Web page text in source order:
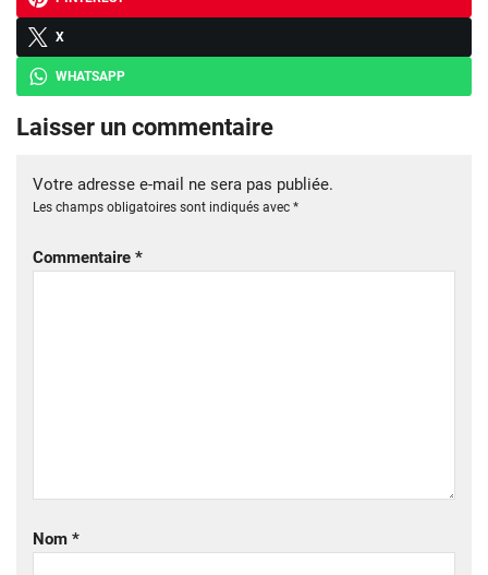
X
WHATSAPP
Laisser un commentaire
Votre adresse e-mail ne sera pas publiée.
Les champs obligatoires sont indiqués avec *
Commentaire *
Nom *